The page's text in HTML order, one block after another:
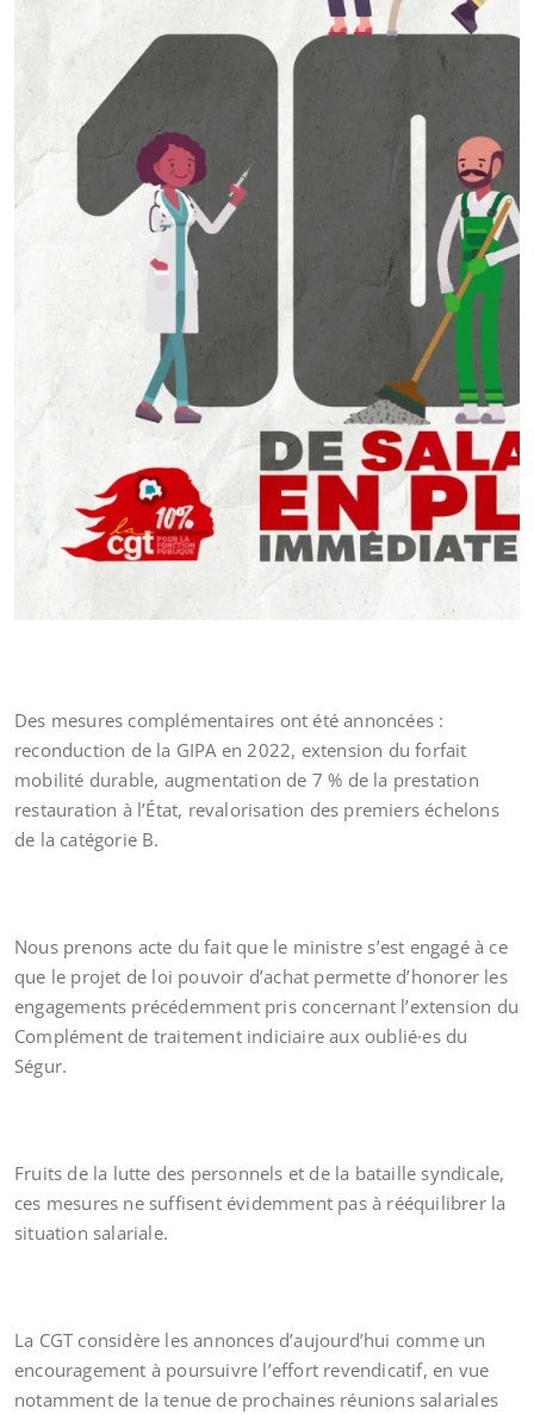
Des mesures complémentaires ont été annoncées :
reconduction de la GIPA en 2022, extension du forfait
mobilité durable, augmentation de 7 % de la prestation
restauration à l’État, revalorisation des premiers échelons
de la catégorie B.
Nous prenons acte du fait que le ministre s’est engagé à ce
que le projet de loi pouvoir d’achat permette d’honorer les
engagements précédemment pris concernant l’extension du
Complément de traitement indiciaire aux oublié·es du
Ségur.
Fruits de la lutte des personnels et de la bataille syndicale,
ces mesures ne suffisent évidemment pas à rééquilibrer la
situation salariale.
La CGT considère les annonces d’aujourd’hui comme un
encouragement à poursuivre l’effort revendicatif, en vue
notamment de la tenue de prochaines réunions salariales